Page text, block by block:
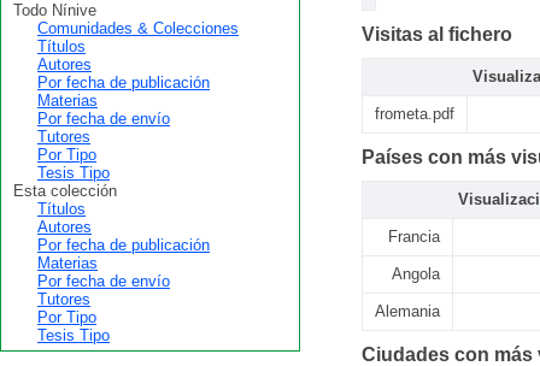
Visitas al fichero
frometa.pdf
Países con más
Francia
Angola
Alemania
Ciudades con más
Todo Nínive
Comunidades & Colecciones
Títulos
Autores
Por fecha de publicación
Materias
Por fecha de envío
Tutores
Por Tipo
Tesis Tipo
Esta colección
Títulos
Autores
Por fecha de publicación
Materias
Por fecha de envío
Tutores
Por Tipo
Tesis Tipo